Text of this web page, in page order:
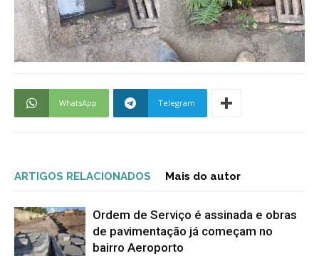
WhatsApp Telegram
ARTIGOS RELACIONADOS Mais do autor
Ordem de Serviço é assinada e obras
de pavimentação já começam no
bairro Aeroporto